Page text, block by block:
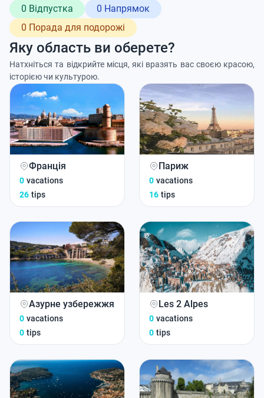
0 Відпустка
0 Напрямок
0 Порада для подорожі
Яку область ви оберете?
Натхніться та відкрийте місця, які вразять вас своєю красою,
історією чи культурою.
Франція
0 vacations
26 tips
Париж
0 vacations
16 tips
Азурне узбережжя
0 vacations
0 tips
Les 2 Alpes
0 vacations
0 tips